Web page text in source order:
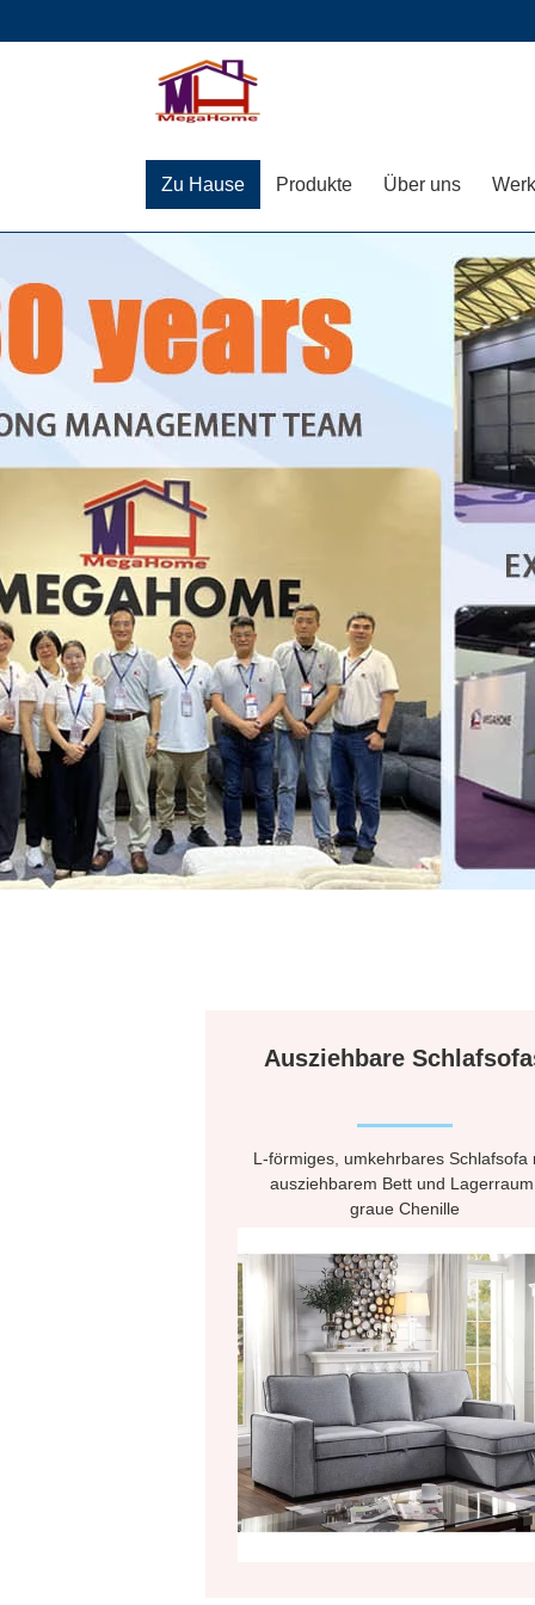
Zu Hause Produkte Über uns
Ausziehbare
L-förmiges, umkehrbares Schlafsofa
ausziehbarem Bett und
graue Chenille